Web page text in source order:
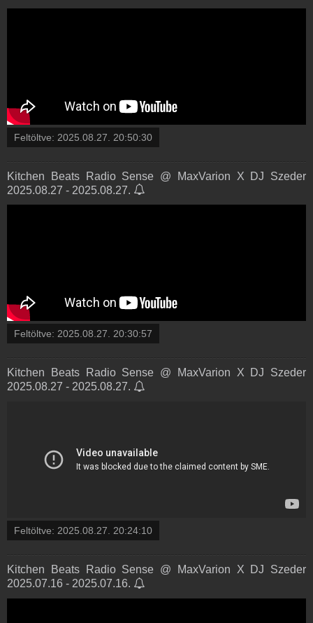
Feltöltve: 2025.08.27. 20:50:30
Kitchen Beats Radio Sense @ MaxVarion X DJ Szeder
2025.08.27 - 2025.08.27.
Feltöltve: 2025.08.27. 20:30:57
Kitchen Beats Radio Sense @ MaxVarion X DJ Szeder
2025.08.27 - 2025.08.27.
Feltöltve: 2025.08.27. 20:24:10
Kitchen Beats Radio Sense @ MaxVarion X DJ Szeder
2025.07.16 - 2025.07.16.